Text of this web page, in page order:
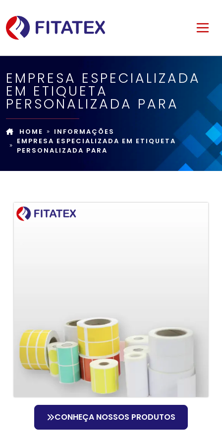
EMPRESA ESPECIALIZADA
EM ETIQUETA
PERSONALIZADA PARA
HOME
INFORMAÇÕES
EMPRESA ESPECIALIZADA EM ETIQUETA
PERSONALIZADA PARA
CONHEÇA NOSSOS PRODUTOS